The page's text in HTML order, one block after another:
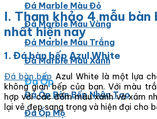
Đá Marble Màu Đỏ
Đá Marble Màu Vàng
Đá Marble Màu Trắng
Đá Marble Màu Xanh
Đá Ốp
Đá Ốp Bàn Bếp Nhân Tạo​
Đá Ốp Mộ
l. Tham khảo 4 mẫu bàn
nhất hiện nay
1. Đá bàn bếp Azul White
Đá bàn bếp Azul White là một lựa
không gian bếp của bạn. Với màu
hợp với các đốm màu xanh và xám
lại vẻ đẹp sang trọng và hiện đại cho